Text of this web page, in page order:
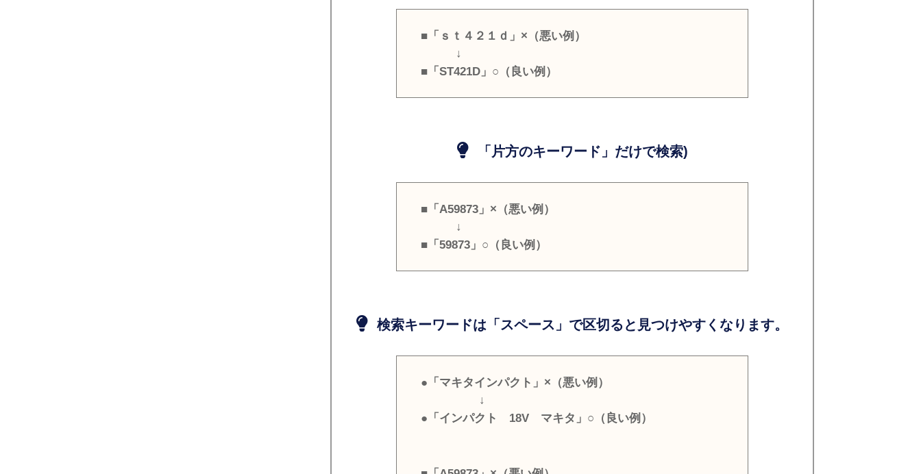
■「ｓｔ４２１ｄ」×（悪い例）
↓
■「ST421D」○（良い例）
「片方のキーワード」だけで検索)
■「A59873」×（悪い例）
↓
■「59873」○（良い例）
検索キーワードは「スペース」で区切ると見つけやすくなります。
●「マキタインパクト」×（悪い例）
↓
●「インパクト 18V マキタ」○（良い例）